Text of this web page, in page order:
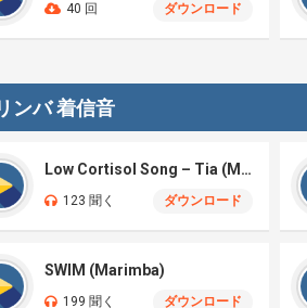
40 回 ダウンロード
ンバ 着信音
Low Cortisol Song – Tia (Marimba)
123 聞く ダウンロード
SWIM (Marimba)
199 聞く ダウンロード